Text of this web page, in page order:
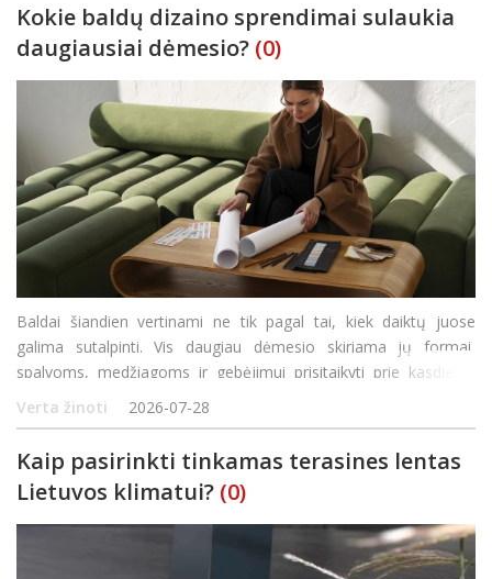
Kokie baldų dizaino sprendimai sulaukia
daugiausiai dėmesio? (0)
Baldai šiandien vertinami ne tik pagal tai, kiek daiktų juose
galima sutalpinti. Vis daugiau dėmesio skiriama jų formai,
spalvoms, medžiagoms ir gebėjimui prisitaikyti prie kasdienio
gyvenimo. Išraiškingiausi interjerai dažniausiai kuriami derinant
estetiką su praktiškumu
Verta žinoti 2026-07-28
Kaip pasirinkti tinkamas terasines lentas
Lietuvos klimatui? (0)